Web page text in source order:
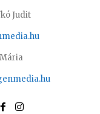
Judit